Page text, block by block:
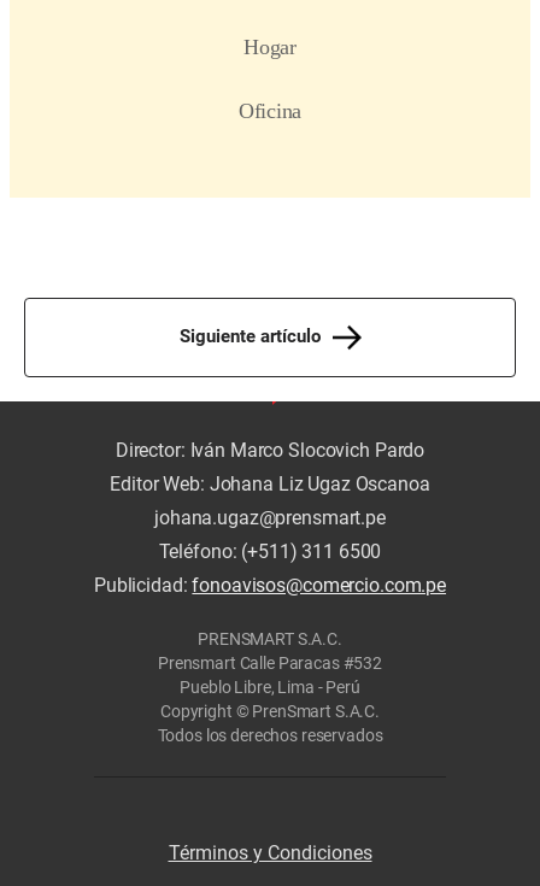
Siguiente artículo
Director: Iván Marco Slocovich Pardo
Editor Web: Johana Liz Ugaz Oscanoa
johana.ugaz@prensmart.pe
Teléfono: (+511) 311 6500
Publicidad:fonoavisos@comercio.com.pe
PRENSMART S.A.C.
Prensmart Calle Paracas #532
Pueblo Libre, Lima - Perú
Copyright © PrenSmart S.A.C.
Todos los derechos reservados
Términos y Condiciones